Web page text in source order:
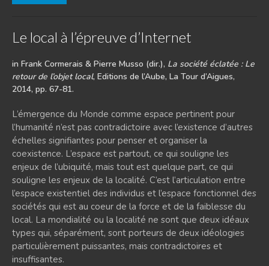
Le local à l’épreuve d’Internet
in Frank Cormerais & Pierre Musso (dir.), La société éclatée : Le
retour de l’objet local, Editions de l’Aube, La Tour d’Aigues,
2014, pp. 67-81.
L’émergence du Monde comme espace pertinent pour
l’humanité n’est pas contradictoire avec l’existence d’autres
échelles signifiantes pour penser et organiser la
coexistence. L’espace est partout, ce qui souligne les
enjeux de l’ubiquité, mais tout est quelque part, ce qui
souligne les enjeux de la localité. C’est l’articulation entre
l’espace existentiel des individus et l’espace fonctionnel des
sociétés qui est au coeur de la force et de la faiblesse du
local. La mondialité ou la localité ne sont que deux idéaux
types qui, séparément, sont porteurs de deux idéologies
particulièrement puissantes, mais contradictoires et
insuffisantes.